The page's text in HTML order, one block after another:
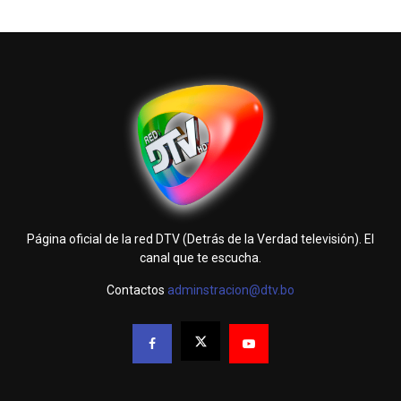
Página oficial de la red DTV (Detrás de la Verdad televisión). El
canal que te escucha.
Contactos adminstracion@dtv.bo